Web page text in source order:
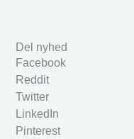
Del nyhed
Facebook
Reddit
Twitter
LinkedIn
Pinterest